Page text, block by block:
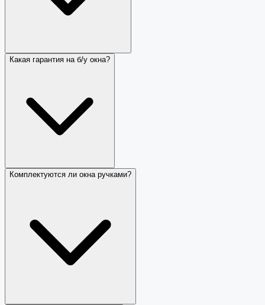
Какая гарантия на б/у окна?
Комплектуются ли окна ручками?